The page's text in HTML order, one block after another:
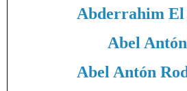
Abderrahim
Abel Antón
Abel Antón